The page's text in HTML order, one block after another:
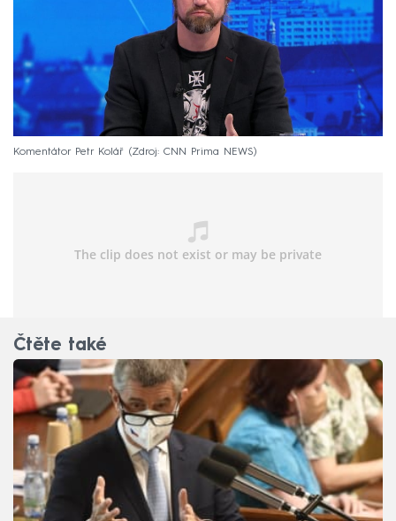
Komentátor Petr Kolář Zdroj: CNN Prima NEWS
Čtěte také